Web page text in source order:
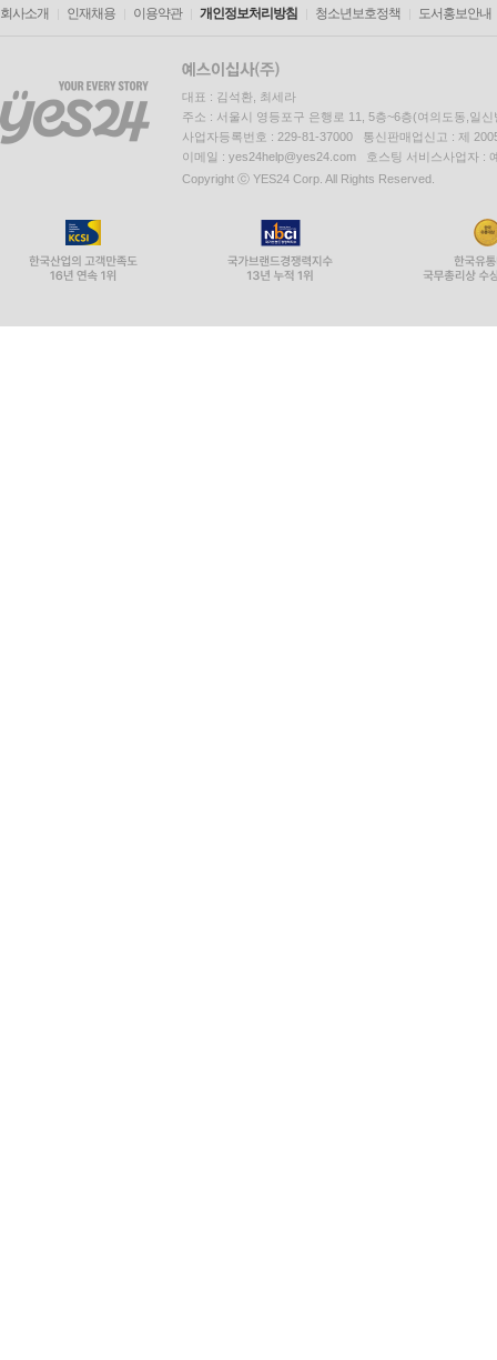
회사소개 인재채용 이용약관 개인정보처리방침 청소년보호정책 도서홍보안내
대표 : 김석환, 최세라
주소 : 서울시 영등포구 은행로 11, 5층~6층(여의도동,일신
사업자등록번호 : 229-81-37000 통신판매업신고 : 제
이메일 : yes24help@yes24.com 호스팅 서비스사업자 :
Copyright ⓒ YES24 Corp. All Rights Reserved.